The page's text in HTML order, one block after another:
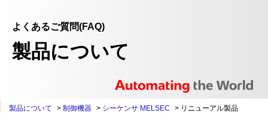
よくあるご質問(FAQ)
製品について
製品について > 制御機器 > シーケンサ MELSEC > リニューアル製品